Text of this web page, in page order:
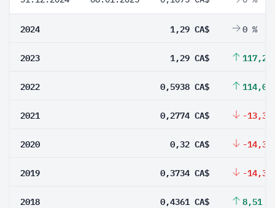
2024 1,29 CA$ 0 %
2023 1,29 CA$ 117,24
2022 0,5938 CA$ 114,06
2021 0,2774 CA$ -13,31
2020 0,32 CA$ -14,3
2019 0,3734 CA$ -14,38
2018 0,4361 CA$ 8,51 %